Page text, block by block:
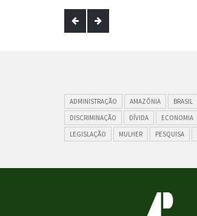
ADMINISTRAÇÃO AMAZÔNIA BRASIL
DISCRIMINAÇÃO
DÍVIDA ECONOMIA
LEGISLAÇÃO
MULHER PESQUISA